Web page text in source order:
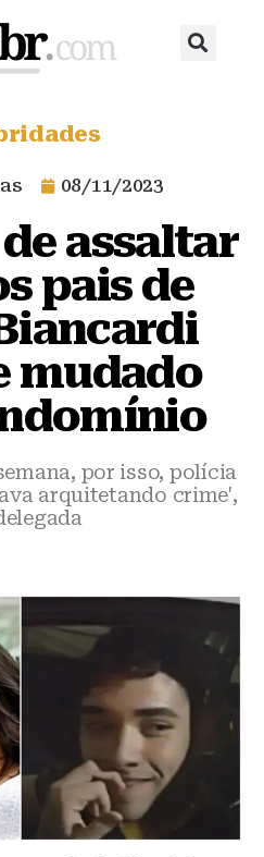
08/11/2023
assaltar
pais de
mudado
por isso, polícia
arquitetando crime',